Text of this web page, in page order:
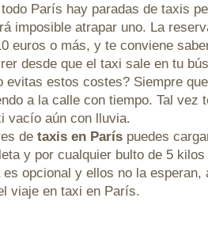
París hay paradas de taxis
imposible atrapar uno. La
euros o más, y te conviene
desde que el taxi sale en tu
evitas estos costes? Siempre
a la calle con tiempo. Tal vez
vacío aún con lluvia.
de taxis en París puedes
y por cualquier bulto de 5
es opcional y ellos no la
viaje en taxi en París.